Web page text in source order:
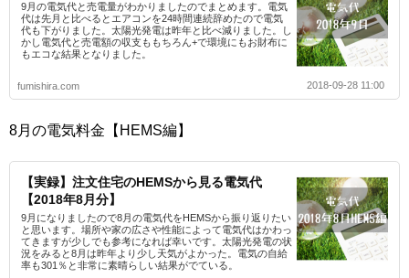
9月の電気代と売電量がわかりましたのでまとめます。電気
代は先月と比べるとエアコンを24時間連続辞めたので電気
代も下がりました。太陽光発電は昨年と比べ減りました。し
かし電気代と売電額の収支ももちろん+で環境にもお財布に
もエコな結果となりました。
fumishira.com 2018-09-28 11:00
8月の電気料金【HEMS編】
【実録】注文住宅のHEMSから見る電気代
【2018年8月分】
9月になりましたので8月の電気代をHEMSから振り返りたい
と思います。場所や家の広さや性能によって電気代はかわっ
てきますが少しでも参考になれば幸いです。太陽光発電の状
況をみると8月は昨年より少し天気がよかった。電気の自給
率も301％と非常に素晴らしい結果がでている。